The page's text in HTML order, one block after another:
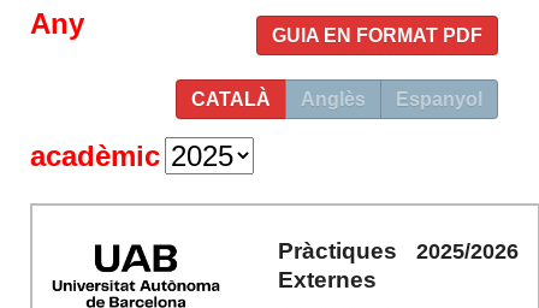
GUIA EN FORMAT PDF
CATALÀ Anglès Espanyol
Any
acadèmic
Pràctiques
Externes
2025/2026